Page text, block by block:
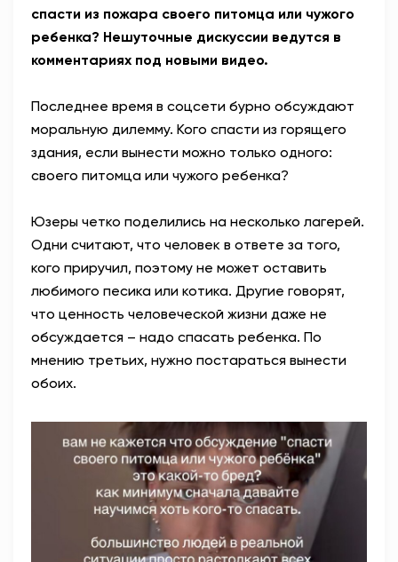
спасти из пожара своего питомца или чужого
ребенка? Нешуточные дискуссии ведутся в
комментариях под новыми видео.
Последнее время в соцсети бурно обсуждают
моральную дилемму. Кого спасти из горящего
здания, если вынести можно только одного:
своего питомца или чужого ребенка?
Юзеры четко поделились на несколько лагерей.
Одни считают, что человек в ответе за того,
кого приручил, поэтому не может оставить
любимого песика или котика. Другие говорят,
что ценность человеческой жизни даже не
обсуждается – надо спасать ребенка. По
мнению третьих, нужно постараться вынести
обоих.